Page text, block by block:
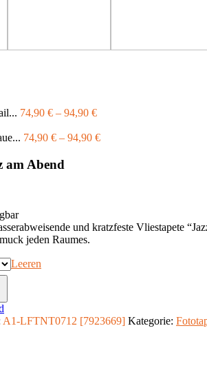
74,90 € – 94,90 €
74,90 € – 94,90 €
am Abend
und kratzfeste Vliestapete
jeden Raumes.
Leeren
A1-LFTNT0712 [7923669] Kategorie: